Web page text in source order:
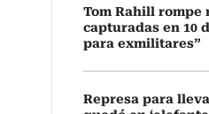
Tom Rahill rompe
capturadas en 10
para exmilitares”
Represa para